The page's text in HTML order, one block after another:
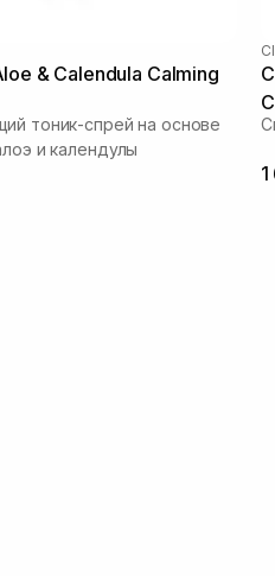
тоник-спрей на основе
и календулы